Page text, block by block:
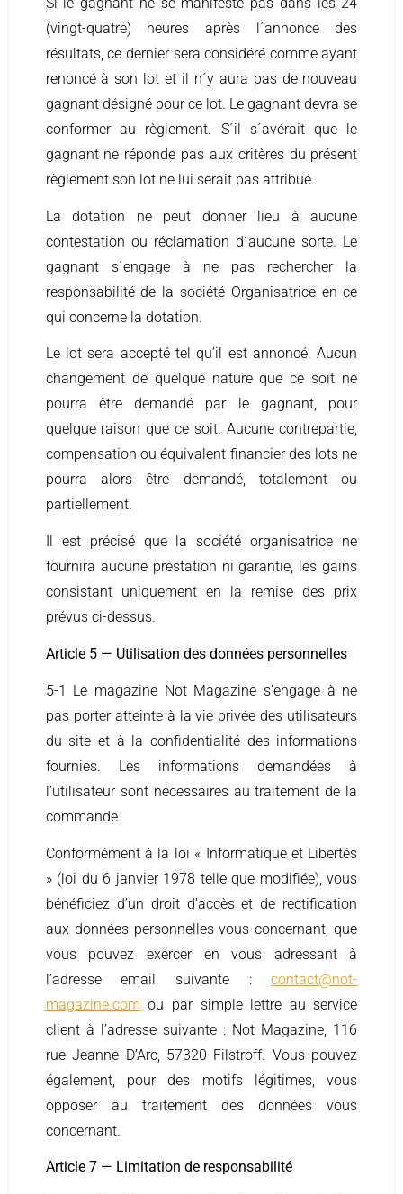
(vingt-quatre) heures après l´annonce des
résultats, ce dernier sera considéré comme ayant
renoncé à son lot et il n´y aura pas de nouveau
gagnant désigné pour ce lot. Le gagnant devra se
conformer au règlement. S´il s´avérait que le
gagnant ne réponde pas aux critères du présent
règlement son lot ne lui serait pas attribué.
La dotation ne peut donner lieu à aucune
contestation ou réclamation d´aucune sorte. Le
gagnant s´engage à ne pas rechercher la
responsabilité de la société Organisatrice en ce
qui concerne la dotation.
Le lot sera accepté tel qu’il est annoncé. Aucun
changement de quelque nature que ce soit ne
pourra être demandé par le gagnant, pour
quelque raison que ce soit. Aucune contrepartie,
compensation ou équivalent financier des lots ne
pourra alors être demandé, totalement ou
partiellement.
Il est précisé que la société organisatrice ne
fournira aucune prestation ni garantie, les gains
consistant uniquement en la remise des prix
prévus ci-dessus.
Article 5 — Utilisation des données personnelles
5-1 Le magazine Not Magazine s’engage à ne
pas porter atteinte à la vie privée des utilisateurs
du site et à la confidentialité des informations
fournies. Les informations demandées à
l’utilisateur sont nécessaires au traitement de la
commande.
Conformément à la loi « Informatique et Libertés
» (loi du 6 janvier 1978 telle que modifiée), vous
bénéficiez d’un droit d’accès et de rectification
aux données personnelles vous concernant, que
vous pouvez exercer en vous adressant à
l’adresse email suivante :contact@not-
magazine.com ou par simple lettre au service
client à l’adresse suivante : Not Magazine, 116
rue Jeanne D’Arc, 57320 Filstroff. Vous pouvez
également, pour des motifs légitimes, vous
opposer au traitement des données vous
concernant.
Article 7 — Limitation de responsabilité